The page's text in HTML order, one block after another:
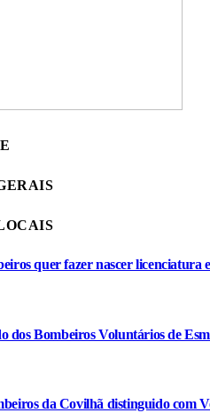
quer fazer nascer licenciatura
dos Bombeiros Voluntários de
da Covilhã distinguido com